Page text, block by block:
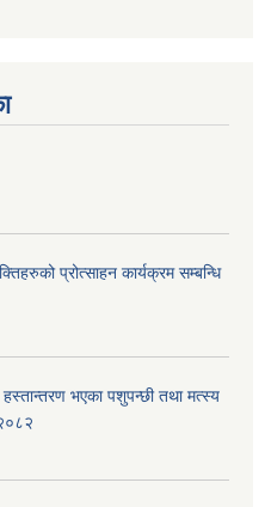
प्रोत्साहन कार्यक्रम सम्बन्धि
हस्तान्तरण भएका पशुपन्छी तथा मत्स्य